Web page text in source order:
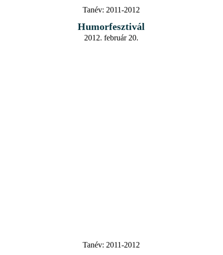
Tanév: 2011-2012
Humorfesztivál
2012. február 20.
Tanév: 2011-2012